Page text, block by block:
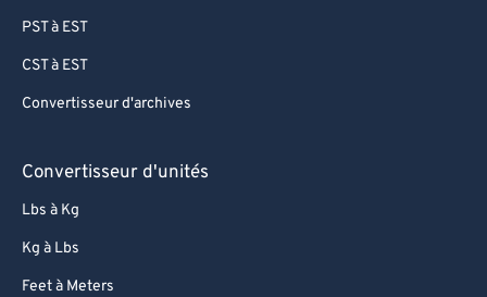
PST à EST
CST à EST
Convertisseur d'archives
Convertisseur d'unités
Lbs à Kg
Kg à Lbs
Feet à Meters